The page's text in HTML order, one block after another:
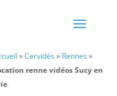
»Cervidés» Rennes»
renne vidéos Sucy en